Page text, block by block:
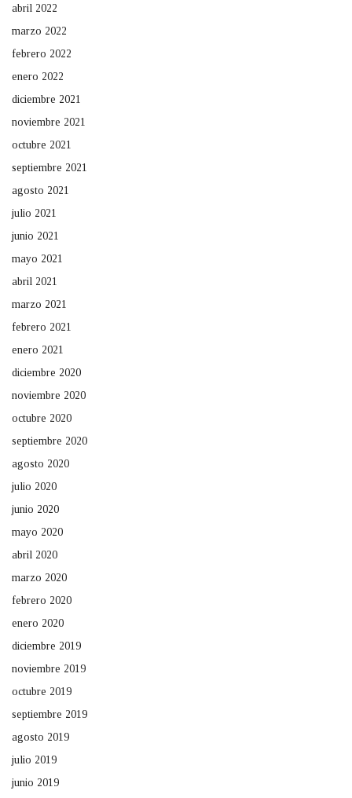
abril 2022
marzo 2022
febrero 2022
enero 2022
diciembre 2021
noviembre 2021
octubre 2021
septiembre 2021
agosto 2021
julio 2021
junio 2021
mayo 2021
abril 2021
marzo 2021
febrero 2021
enero 2021
diciembre 2020
noviembre 2020
octubre 2020
septiembre 2020
agosto 2020
julio 2020
junio 2020
mayo 2020
abril 2020
marzo 2020
febrero 2020
enero 2020
diciembre 2019
noviembre 2019
octubre 2019
septiembre 2019
agosto 2019
julio 2019
junio 2019